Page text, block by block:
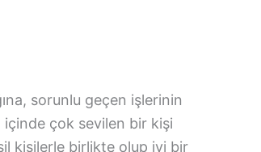
sorunlu geçen işlerinin
çok sevilen bir kişi
kişilerle birlikte olup iyi bir